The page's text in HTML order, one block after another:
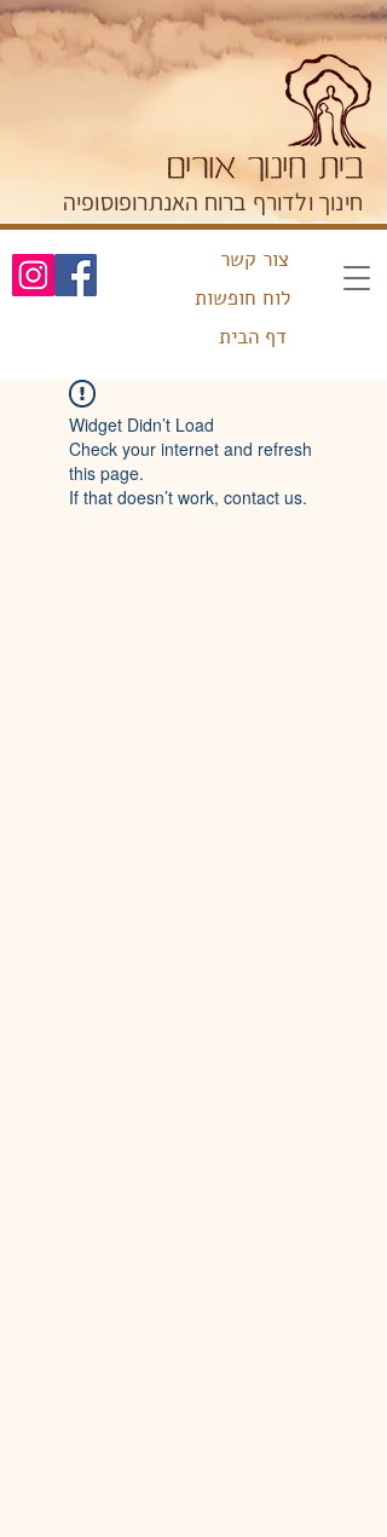
חינוך ולדורף ברוח האנתרופוסופיה
צור קשר
לוח חופשות
דף הבית
Widget Didn’t Load
Check your internet and refresh
this page.
If that doesn’t work, contact us.